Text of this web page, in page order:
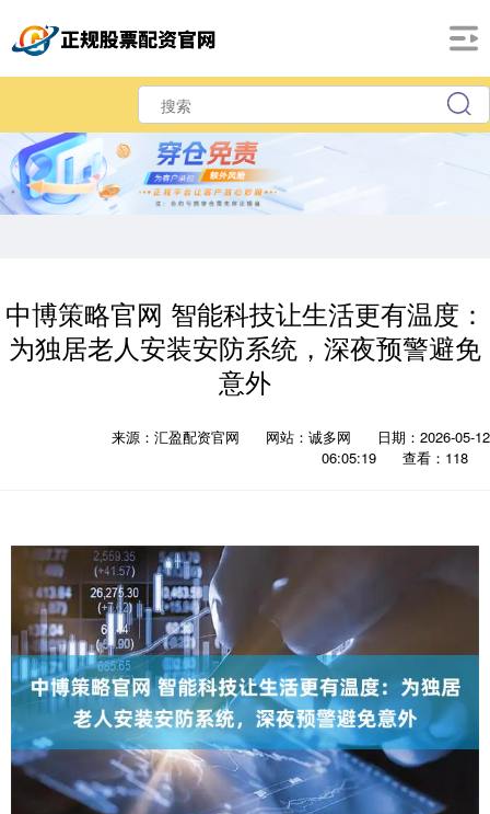
中博策略官网 智能科技让生活更有温度：
为独居老人安装安防系统，深夜预警避免
意外
来源：汇盈配资官网 网站：诚多网
日期：2026-05-12
06:05:19
查看：118